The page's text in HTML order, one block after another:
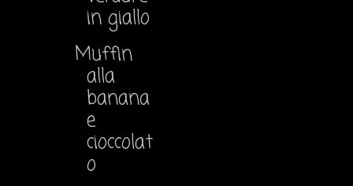
in giallo
Muffin
alla
banana
e
cioccolat
o